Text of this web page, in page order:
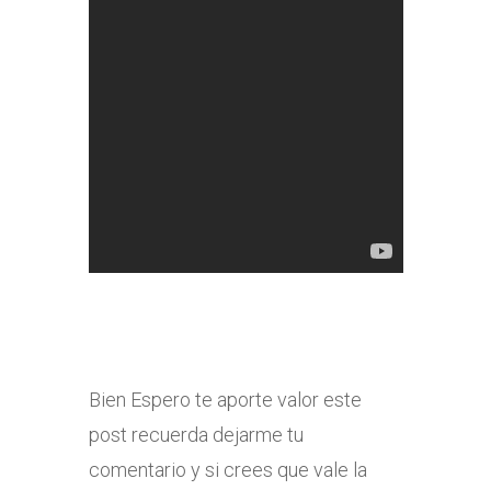
Bien Espero te aporte valor este
post recuerda dejarme tu
comentario y si crees que vale la